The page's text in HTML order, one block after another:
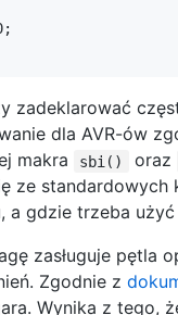
zadeklarować
dla AVR-ów
makra
sbi() oraz
ze
a gdzie trzeba
zasługuje pętla
Zgodnie z
Wynika z tego,